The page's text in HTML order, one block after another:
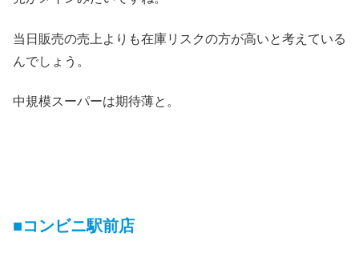
当日販売の売上よりも在庫リスクの方が高いと考えている
んでしょう。
中規模スーパーは期待薄と。
■コンビニ駅前店